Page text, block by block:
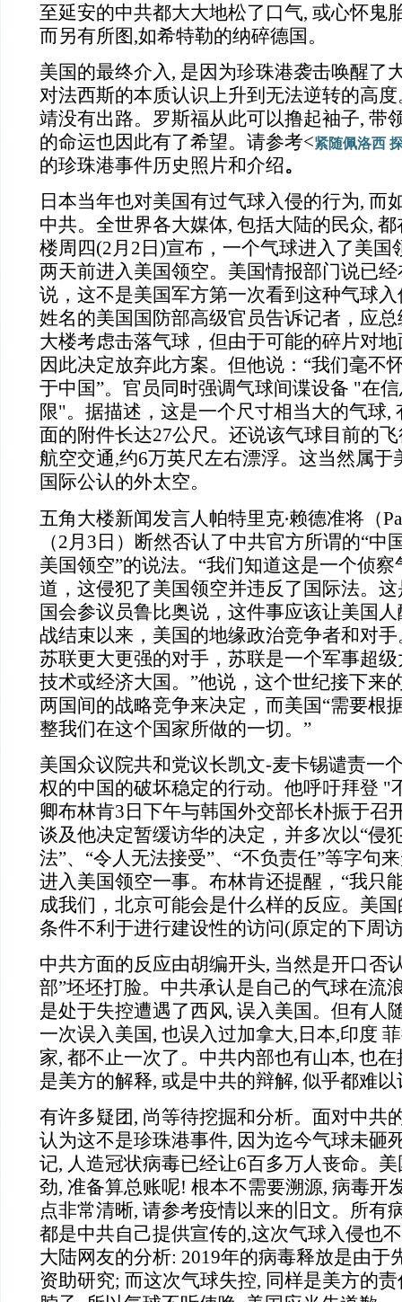
至延安的中共都大大地松了口气, 或心怀鬼
而另有所图,如希特勒的纳碎德国。
美国的最终介入, 是因为珍珠港袭击唤醒了
对法西斯的本质认识上升到无法逆转的高
靖没有出路。罗斯福从此可以撸起袖子, 带
的命运也因此有了希望。请参考<紧随佩洛西
的珍珠港事件历史照片和介绍。
日本当年也对美国有过气球入侵的行为, 而
中共。全世界各大媒体, 包括大陆的民众,
楼周四(2月2日)宣布，一个气球进入了美国
两天前进入美国领空。美国情报部门说已
说，这不是美国军方第一次看到这种气球
姓名的美国国防部高级官员告诉记者，应
大楼考虑击落气球，但由于可能的碎片对
因此决定放弃此方案。但他说：“我们毫不
于中国”。官员同时强调气球间谍设备 "在
限"。据描述，这是一个尺寸相当大的气球,
面的附件长达27公尺。还说该气球目前的
航空交通,约6万英尺左右漂浮。这当然属于
国际公认的外太空。
五角大楼新闻发言人帕特里克‧赖德准将（
（2月3日）断然否认了中共官方所谓的“中
美国领空”的说法。“我们知道这是一个侦
道，这侵犯了美国领空并违反了国际法。
国会参议员鲁比奥说，这件事应该让美国
战结束以来，美国的地缘政治竞争者和对
苏联更大更强的对手，苏联是一个军事超
技术或经济大国。”他说，这个世纪接下来
两国间的战略竞争来决定，而美国“需要根
整我们在这个国家所做的一切。”
美国众议院共和党议长凯文-麦卡锡谴责一
权的中国的破坏稳定的行动。他呼吁拜登 "
卿布林肯3日下午与韩国外交部长朴振于召
谈及他决定暂缓访华的决定，并多次以“侵
法”、“令人无法接受”、“不负责任”等字句
进入美国领空一事。布林肯还提醒，“我只
成我们，北京可能会是什么样的反应。美
条件不利于进行建设性的访问(原定的下周
中共方面的反应由胡编开头, 当然是开口否
部”坯坯打脸。中共承认是自己的气球在流
是处于失控遭遇了西风, 误入美国。但有人
一次误入美国, 也误入过加拿大,日本,印度
家, 都不止一次了。中共内部也有山本, 也
是美方的解释, 或是中共的辩解, 似乎都难
有许多疑团, 尚等待挖掘和分析。面对中共
认为这不是珍珠港事件, 因为迄今气球未砸
记, 人造冠状病毒已经让6百多万人丧命。
劲, 准备算总账呢! 根本不需要溯源, 病毒开
点非常清晰, 请参考疫情以来的旧文。所有
都是中共自己提供宣传的,这次气球入侵也
大陆网友的分析: 2019年的病毒释放是由于
资助研究; 而这次气球失控, 同样是美方的